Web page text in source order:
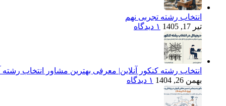
انتخاب رشته تجربی نهم
تیر 17, 1405
۱ دیدگاه
انتخاب رشته کنکور آنلاین| معرفی بهترین مشاور انتخاب رشته
بهمن 26, 1404
۱ دیدگاه